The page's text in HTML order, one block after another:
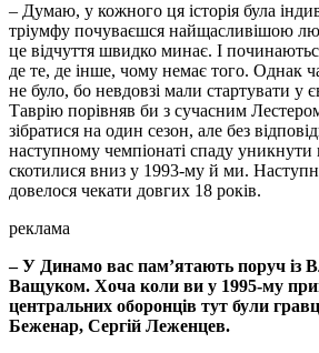
– Думаю, у кожного ця історія була
тріумфу почуваєшся найщасливішою
це відчуття швидко минає. І
де те, де інше, чому немає того. Однак
не було, бо невдовзі мали стартувати у
Таврію порівняв би з сучасним
зібратися на один сезон, але без
наступному чемпіонаті спаду
скотилися вниз у 1993-му й ми.
довелося чекати довгих 18 років.
реклама
– У Динамо вас пам’ятають поруч із
Ващуком. Хоча коли ви у 1995-му
центральних оборонців тут були
Беженар, Сергій Леженцев.